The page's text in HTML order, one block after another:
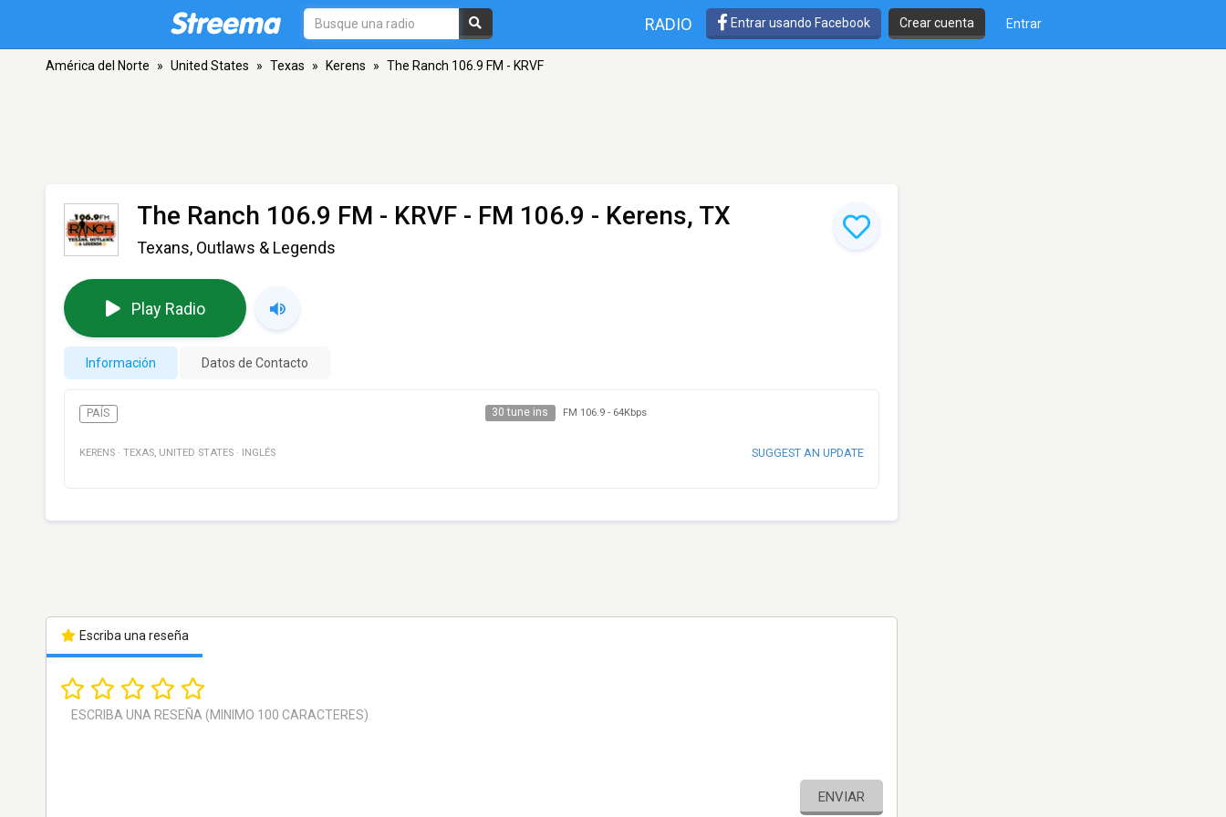
RADIO Entrar usando Facebook Crear cuenta Entrar
América del Norte » United States » Texas » Kerens » The Ranch 106.9 FM - KRVF
The Ranch 106.9 FM - KRVF - FM 106.9 - Kerens, TX
Texans, Outlaws & Legends
Play Radio
Información Datos de Contacto
PAÍS 30 tune ins FM 106.9- 64Kbps
KERENS · TEXAS, UNITED STATES · INGLÉS SUGGEST AN UPDATE
Escriba una reseña
ENVIAR